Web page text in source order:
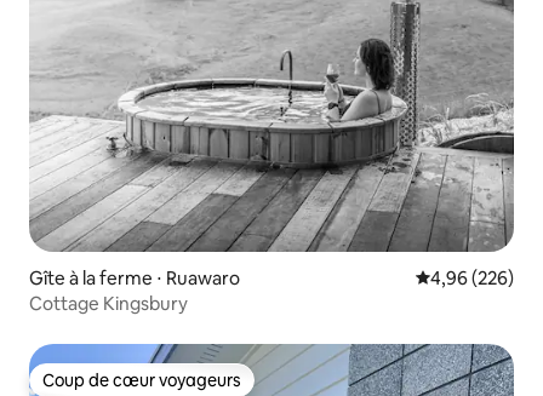
Gîte à la ferme ⋅ Ruawaro Évaluation
4,96 (226)
Cottage Kingsbury
Coup de cœur voyageurs
Coup de cœur voyageurs